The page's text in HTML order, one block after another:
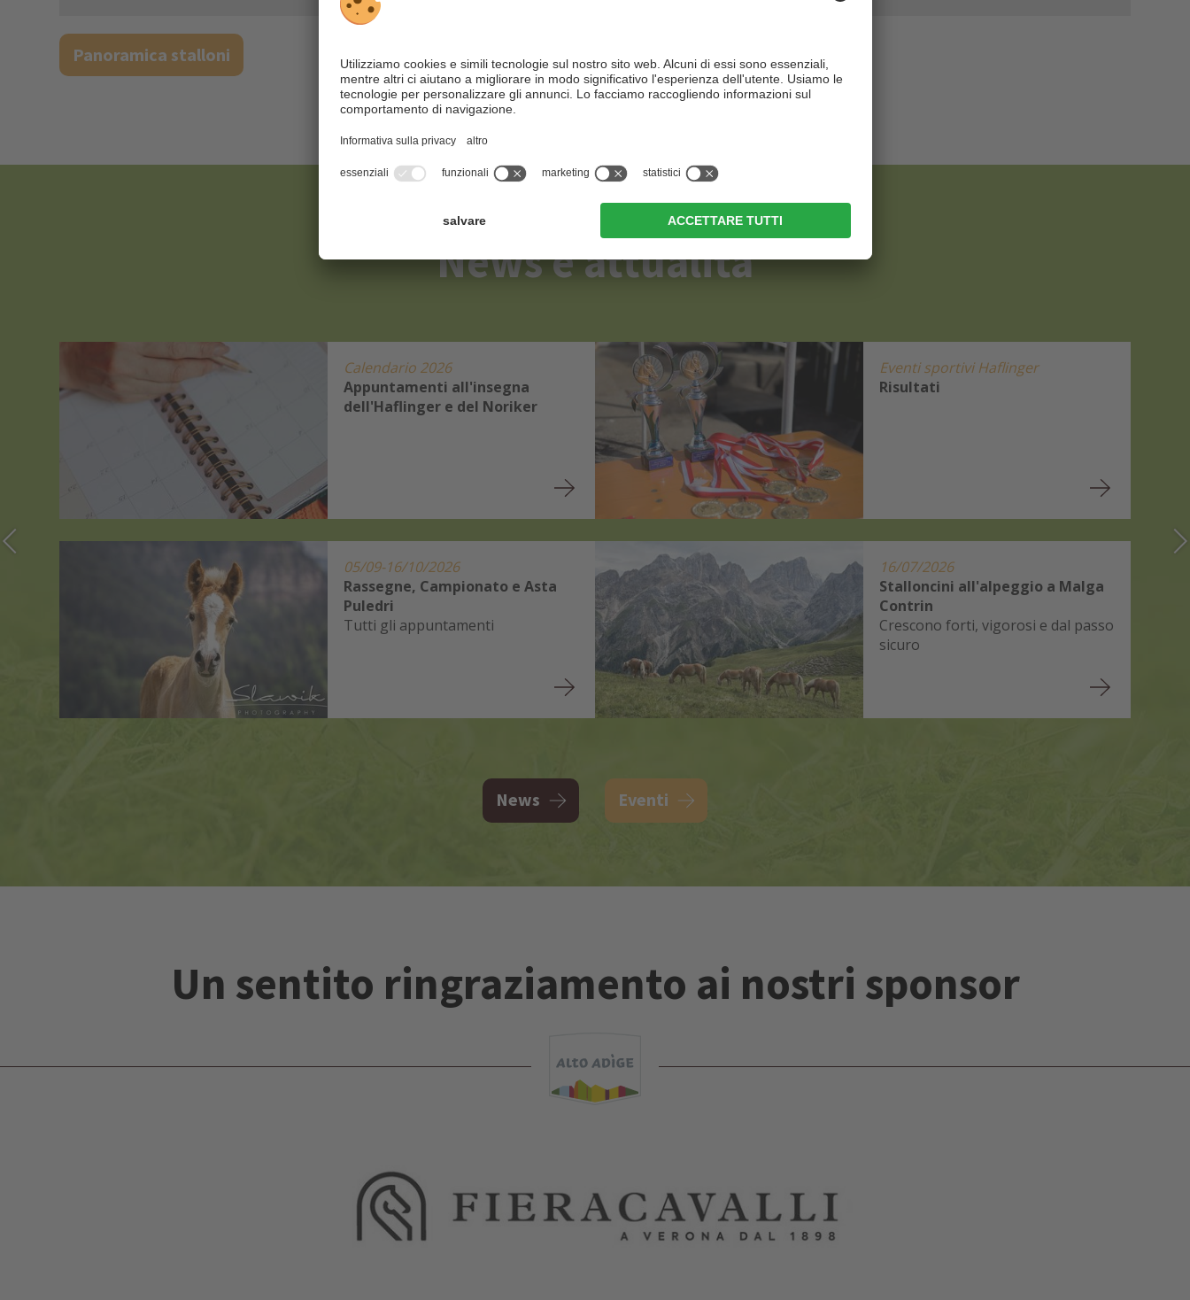
Panoramica stalloni
News e attualità
Calendario 2026
Appuntamenti all'insegna
dell'Haflinger e del Noriker
Eventi sportivi Haflinger
Risultati
05/09-16/10/2026
Rassegne, Campionato e Asta
Puledri
Tutti gli appuntamenti
16/07/2026
Stalloncini all'alpeggio a Malga
Contrin
Crescono forti, vigorosi e dal passo
sicuro
News Eventi
Un sentito ringraziamento ai nostri sponsor